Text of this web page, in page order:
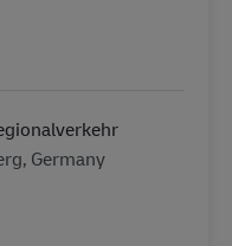
Germany